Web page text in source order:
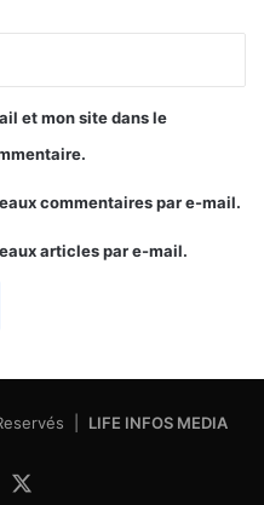
et mon site dans le
commentaires par e-mail.
articles par e-mail.
| LIFE INFOS MEDIA